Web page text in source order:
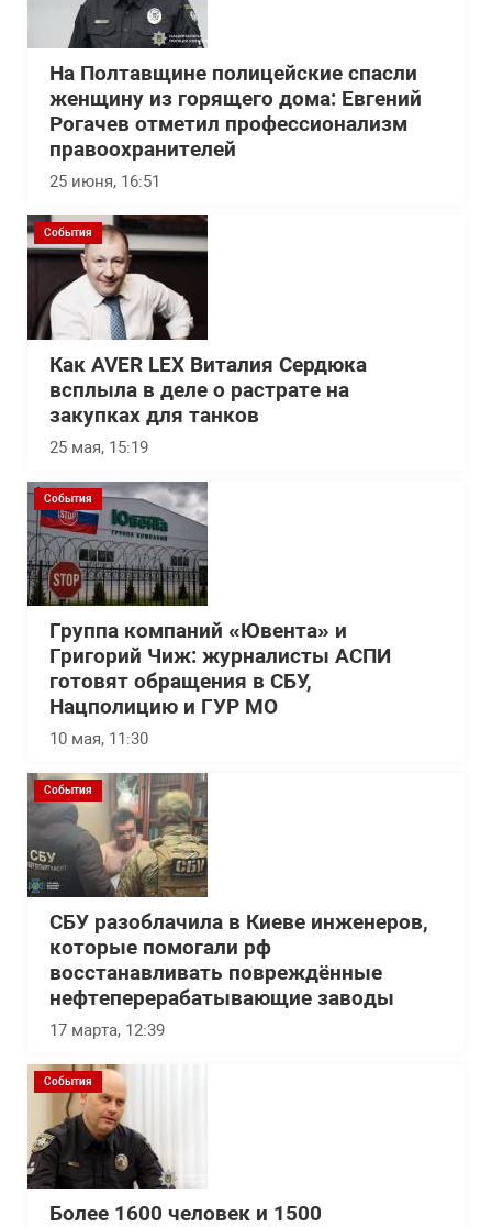
На Полтавщине полицейские спасли
женщину из горящего дома: Евгений
Рогачев отметил профессионализм
правоохранителей
25 июня, 16:51
События
Как AVER LEX Виталия Сердюка
всплыла в деле о растрате на
закупках для танков
25 мая, 15:19
События
Группа компаний «Ювента» и
Григорий Чиж: журналисты АСПИ
готовят обращения в СБУ,
Нацполицию и ГУР МО
10 мая, 11:30
События
СБУ разоблачила в Киеве инженеров,
которые помогали рф
восстанавливать повреждённые
нефтеперерабатывающие заводы
17 марта, 12:39
События
Более 1600 человек и 1500